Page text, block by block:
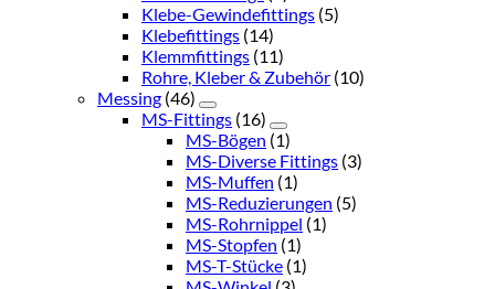
Klebe-Gewindefittings (5)
Klebefittings (14)
Klemmfittings (11)
Rohre, Kleber & Zubehör (10)
Messing (46)
MS-Fittings (16)
MS-Bögen (1)
MS-Diverse Fittings (3)
MS-Muffen (1)
MS-Reduzierungen (5)
MS-Rohrnippel (1)
MS-Stopfen (1)
MS-T-Stücke (1)